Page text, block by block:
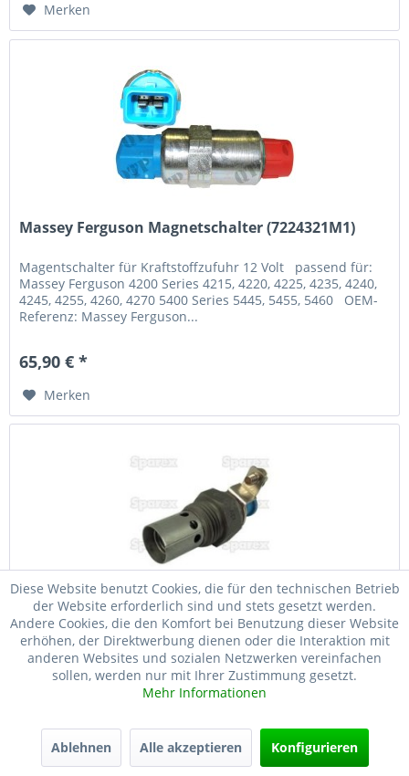
Merken
Massey Ferguson Magnetschalter (7224321M1)
Magentschalter für Kraftstoffzufuhr 12 Volt passend für:
Massey Ferguson 4200 Series 4215, 4220, 4225, 4235, 4240,
4245, 4255, 4260, 4270 5400 Series 5445, 5455, 5460 OEM-
Referenz: Massey Ferguson...
65,90 € *
Merken
Massey Ferguson Flammglühkerze (1021910M91)
Produktbeschreibung: Unsere hochwertige Flammglühkerze
wurde speziell entwickelt, um die Leistung und
Zuverlässigkeit Ihres 23C 4-Zylinder-Dieselmotors zu
maximieren. Mit einer Gesamtlänge von 60 mm und
20,00 € *
Diese Website benutzt Cookies, die für den technischen Betrieb
der Website erforderlich sind und stets gesetzt werden.
Andere Cookies, die den Komfort bei Benutzung dieser Website
erhöhen, der Direktwerbung dienen oder die Interaktion mit
anderen Websites und sozialen Netzwerken vereinfachen
sollen, werden nur mit Ihrer Zustimmung gesetzt.
Mehr Informationen
Ablehnen Alle akzeptieren Konfigurieren